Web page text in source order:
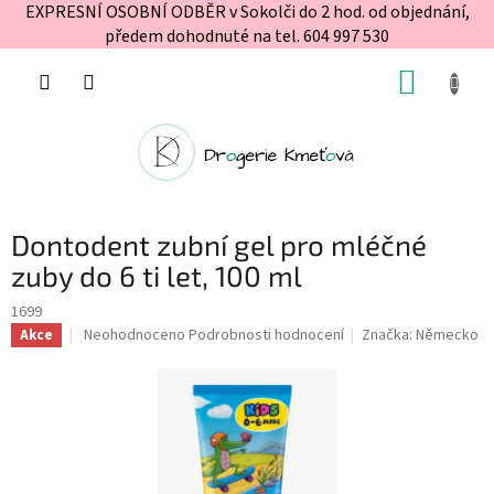
EXPRESNÍ OSOBNÍ ODBĚR v Sokolči do 2 hod. od objednání,
předem dohodnuté na tel. 604 997 530
Dontodent zubní gel pro mléčné
zuby do 6 ti let, 100 ml
1699
Akce
Průměrné
Neohodnoceno Podrobnosti hodnocení Značka:Německo